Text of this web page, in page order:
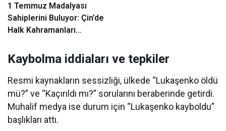
1 Temmuz Madalyası
Sahiplerini Buluyor: Çin’de
Halk Kahramanları
Kaybolma iddiaları ve tepkiler
Resmi kaynakların sessizliği, ülkede “Lukaşenko öldü
mü?” ve “Kaçırıldı mı?” sorularını beraberinde getirdi.
Muhalif medya ise durum için “Lukaşenko kayboldu”
başlıkları attı.